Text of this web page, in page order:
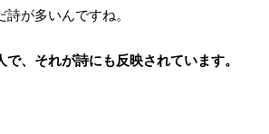
が多いんですね。
、それが詩にも反映されています。